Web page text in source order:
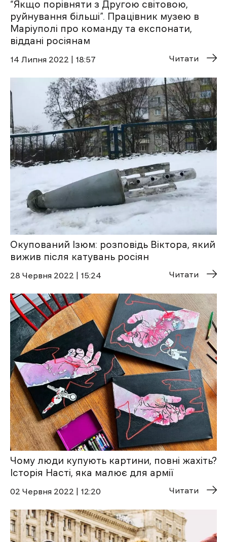
“Якщо порівняти з Другою світовою,
руйнування більші”. Працівник музею в
Маріуполі про команду та експонати,
віддані росіянам
14 Липня 2022 | 18:57 Читати
Окупований Ізюм: розповідь Віктора, який
вижив після катувань росіян
28 Червня 2022 | 15:24 Читати
Чому люди купують картини, повні жахіть?
Історія Насті, яка малює для армії
02 Червня 2022 | 12:20 Читати